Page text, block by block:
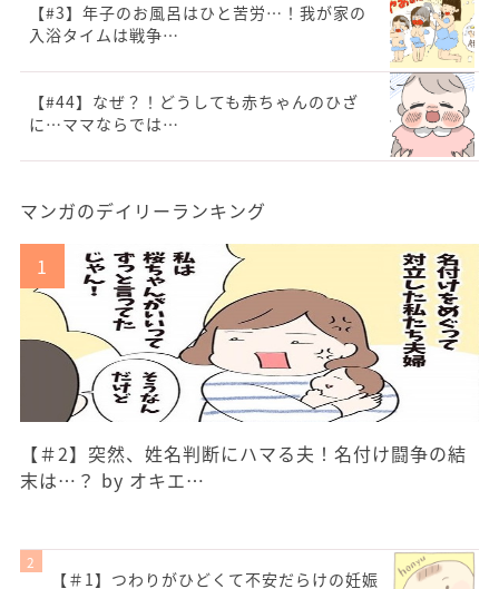
【#3】年子のお風呂はひと苦労…！我が家の
入浴タイムは戦争…
【#44】なぜ？！どうしても赤ちゃんのひざ
に…ママならでは…
マンガのデイリーランキング
【＃2】突然、姓名判断にハマる夫！名付け闘争の結
末は…？ by オキエ…
【＃1】つわりがひどくて不安だらけの妊娠